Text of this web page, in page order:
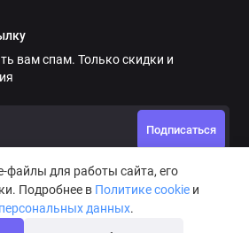
вам спам. Только скидки и
Подписаться
файлы для работы сайта, его
Подробнее в Политике cookie и
данных.